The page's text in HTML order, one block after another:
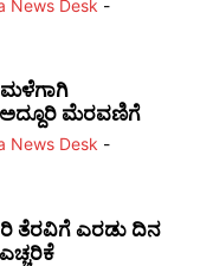
News Desk -
ಮಳೆಗಾಗಿ
ಮೆರವಣಿಗೆ
News Desk -
ತೆರವಿಗೆ ಎರಡು ದಿನ